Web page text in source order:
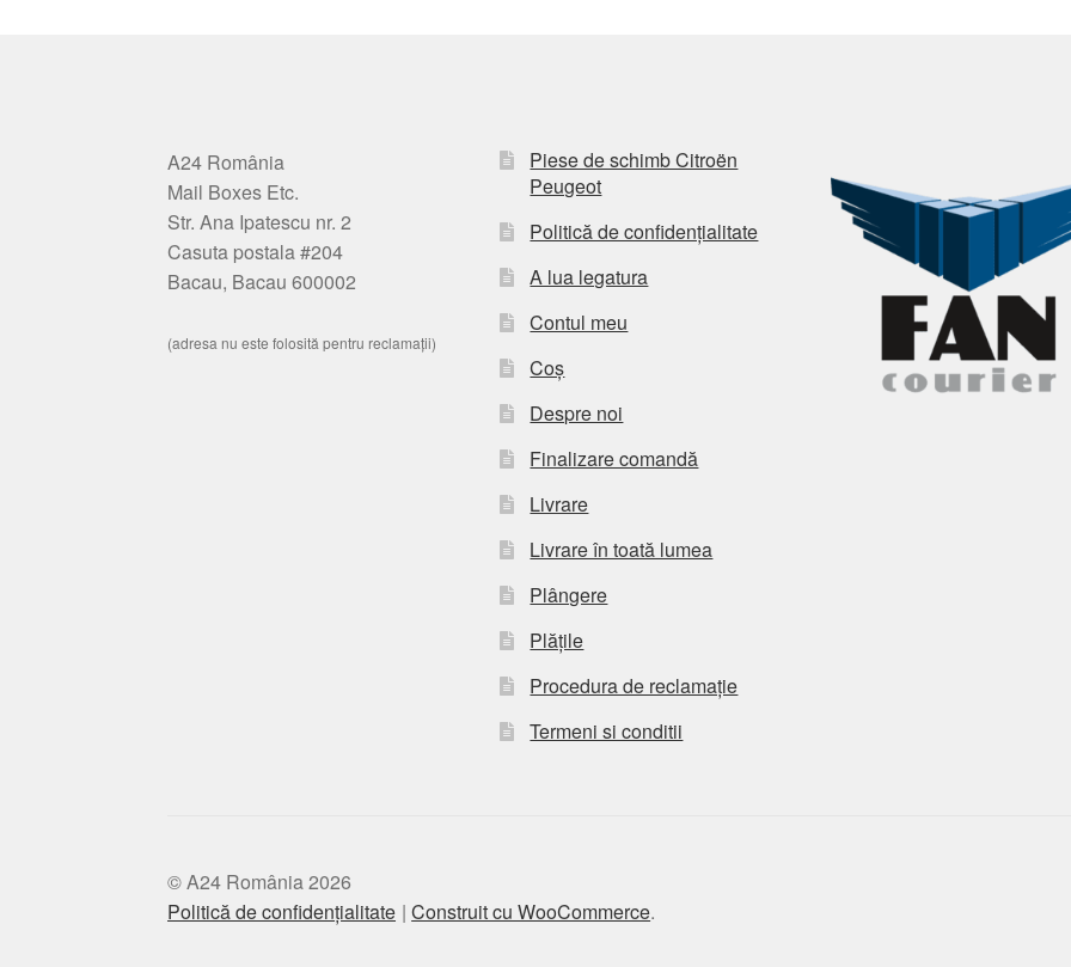
A24 România
Mail Boxes Etc.
Str. Ana Ipatescu nr. 2
Casuta postala #204
Bacau, Bacau 600002
(adresa nu este folosită pentru reclamații)
Piese de schimb Citroën
Peugeot
Politică de confidențialitate
A lua legatura
Contul meu
Coș
Despre noi
Finalizare comandă
Livrare
Livrare în toată lumea
Plângere
Plățile
Procedura de reclamație
Termeni si conditii
© A24 România 2026
Politică de confidențialitate Construit cu WooCommerce.